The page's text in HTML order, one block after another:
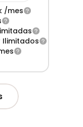
/mes
Ilimitados